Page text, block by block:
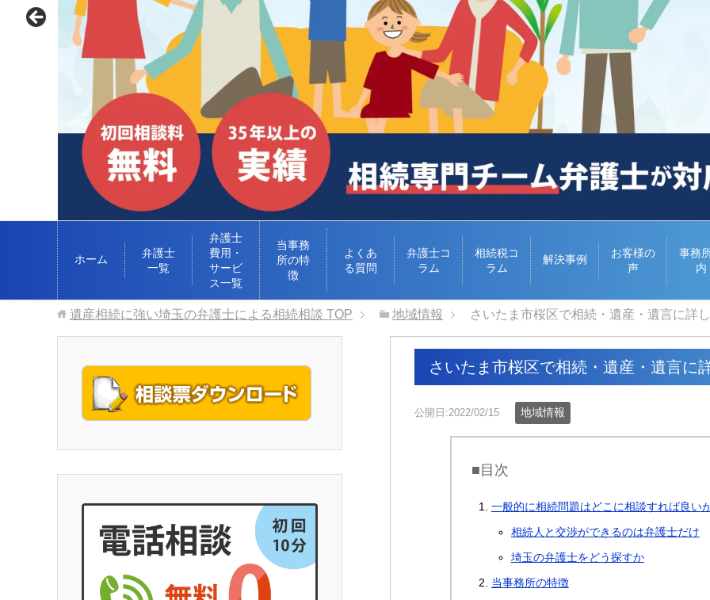
ホーム
弁護士
一覧
弁護士
費用・
サービ
ス一覧
当事務
所の特
徴
よくあ
る質問
弁護士コ
ラム
相続税コ
ラム
解決事例
お客様の
声
事務
内
遺産相続に強い埼玉の弁護士による相続相談 TOP 地域情報 さいたま市桜区で相続・遺産・遺言に詳
さいたま市桜区で相続・遺産・遺言に
公開日:2022/02/15 地域情報
■目次
一般的に相続問題はどこに相談すれば良い
相続人と交渉ができるのは弁護士だけ
埼玉の弁護士をどう探すか
当事務所の特徴